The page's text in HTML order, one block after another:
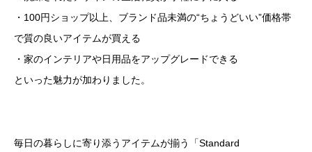
・100円ショップ以上、ブランド品未満の“ちょうどいい”価格帯
で質の良いアイテムが買える
・家のインテリアや日用品をアップグレードできる
といった魅力が加わりました。
毎日の暮らしに寄り添うアイテムが揃う「Standard